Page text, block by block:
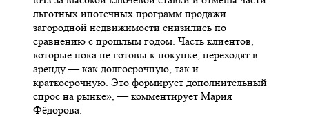
льготных ипотечных программ продажи
загородной недвижимости снизились по
сравнению с прошлым годом. Часть клиентов,
которые пока не готовы к покупке, переходят в
аренду — как долгосрочную, так и
краткосрочную. Это формирует дополнительный
спрос на рынке», — комментирует Мария
Фёдорова.